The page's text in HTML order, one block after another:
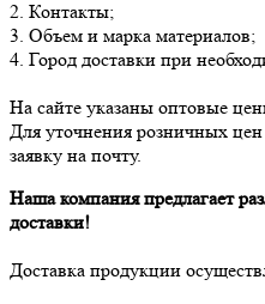
2. Контакты;
3. Объем и марка материалов;
4. Город доставки при
На сайте указаны оптовые
Для уточнения розничных
заявку на почту.
Наша компания предлагает
доставки!
Доставка продукции